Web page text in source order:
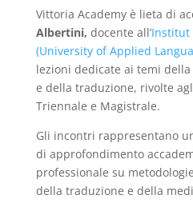
Vittoria Academy è lieta di
Albertini, docente all’Institut
(University of Applied
lezioni dedicate ai temi
e della traduzione, rivolte
Triennale e Magistrale.
Gli incontri rappresentano
di approfondimento
professionale su
della traduzione e della